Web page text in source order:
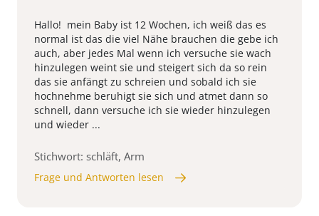
Hallo! mein Baby ist 12 Wochen, ich weiß das es
normal ist das die viel Nähe brauchen die gebe ich
auch, aber jedes Mal wenn ich versuche sie wach
hinzulegen weint sie und steigert sich da so rein
das sie anfängt zu schreien und sobald ich sie
hochnehme beruhigt sie sich und atmet dann so
schnell, dann versuche ich sie wieder hinzulegen
und wieder ...
Stichwort: schläft, Arm
Frage und Antworten lesen